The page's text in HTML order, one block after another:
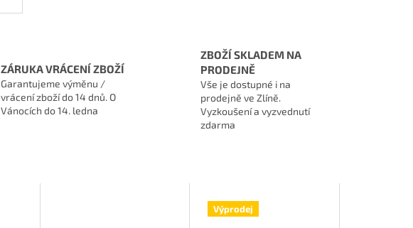
ZÁRUKA VRÁCENÍ ZBOŽÍ
Garantujeme výměnu /
vrácení zboží do 14 dnů. O
Vánocích do 14. ledna
ZBOŽÍ SKLADEM NA
PRODEJNĚ
Vše je dostupné i na
prodejně ve Zlíně.
Vyzkoušení a vyzvednutí
zdarma
Výprodej